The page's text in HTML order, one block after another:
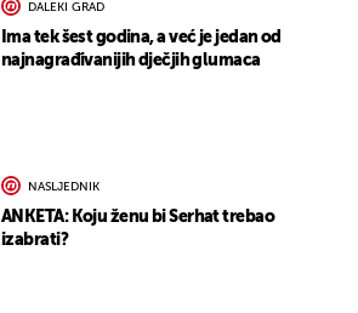
DALEKI GRAD
Ima tek šest godina, a već je jedan od
najnagrađivanijih dječjih glumaca
NASLJEDNIK
ANKETA: Koju ženu bi Serhat trebao
izabrati?